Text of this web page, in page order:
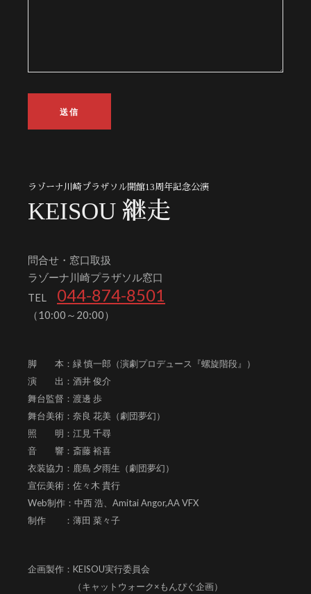
ラゾーナ川崎プラザソル開館13周年記念公演
KEISOU 継走
問合せ・窓口取扱
ラゾーナ川崎プラザソル窓口
TEL 044-874-8501
（10:00～20:00）
脚 本：緑 慎一郎（演劇プロデュース『螺旋階段』）
演 出：酒井 俊介
舞台監督：渡邊 歩
舞台美術：奈良 花美（劇団夢幻）
照 明：江見 千尋
音 響：斎藤 裕喜
衣装協力：鹿島 夕雨生（劇団夢幻）
宣伝美術：佐々木 貴行
Web制作：中西 浩、 Amitai Angor,AA VFX
制作 ：薄田 菜々子
企画製作：KEISOU実行委員会
（キャットウォーク×もんぴぐ企画）